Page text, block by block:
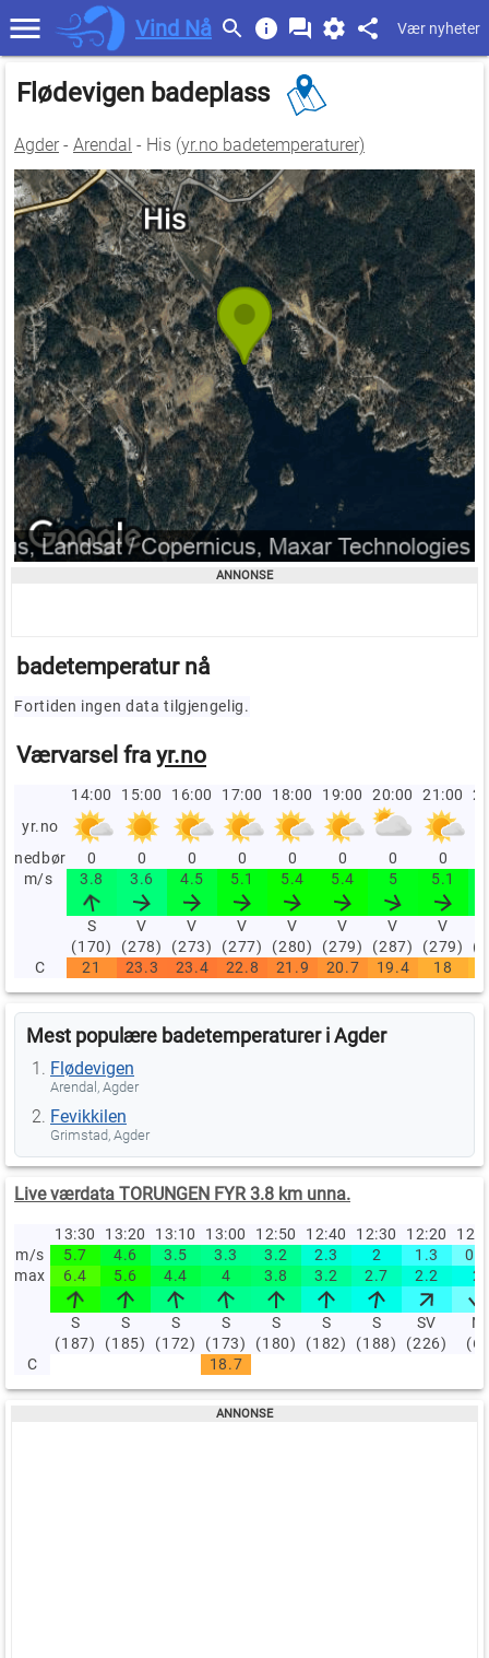
Vind Nå Vær nyheter
Flødevigen badeplass
Agder - Arendal - His (yr.no badetemperaturer)
badetemperatur nå
Fortiden ingen data tilgjengelig.
Værvarsel fra yr.no
14:00 15:00 16:00 17:00 18:00 19:00 20:00 21:00
yr.no
nedbør
0 0 0 0 0 0 0 0
m/s
3.8 3.6 4.5 5.1 5.4 5.4 5 5.1
S
(170)
V
(278)
V
(273)
V
(277)
V
(280)
V
(279)
V
(287)
V
(279)
C
21 23.3 23.4 22.8 21.9 20.7 19.4 18
Mest populære badetemperaturer i Agder
Flødevigen
Arendal, Agder
Fevikkilen
Grimstad, Agder
Live værdata TORUNGEN FYR 3.8 km unna.
13:30 13:20 13:10 13:00 12:50 12:40 12:30 12:20
m/s
5.7 4.6 3.5 3.3 3.2 2.3 2 1.3
0.9
max
6.4 5.6 4.4 4 3.8 3.2 2.7 2.2 2
S
(187)
S
(185)
S
(172)
S
(173)
S
(180)
S
(182)
S
(188)
SV
(226)
N
(6)
C
18.7